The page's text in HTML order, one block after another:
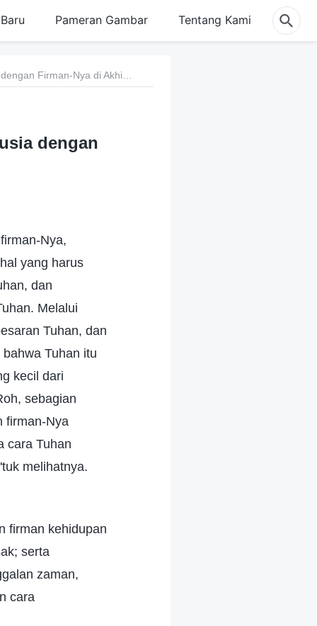
Pameran Gambar Tentang Kami
dengan
Nya,
yang harus
dan
Melalui
Tuhan, dan
Tuhan itu
kecil dari
sebagian
firman-Nya
cara Tuhan
melihatnya.
firman kehidupan
serta
zaman,
cara